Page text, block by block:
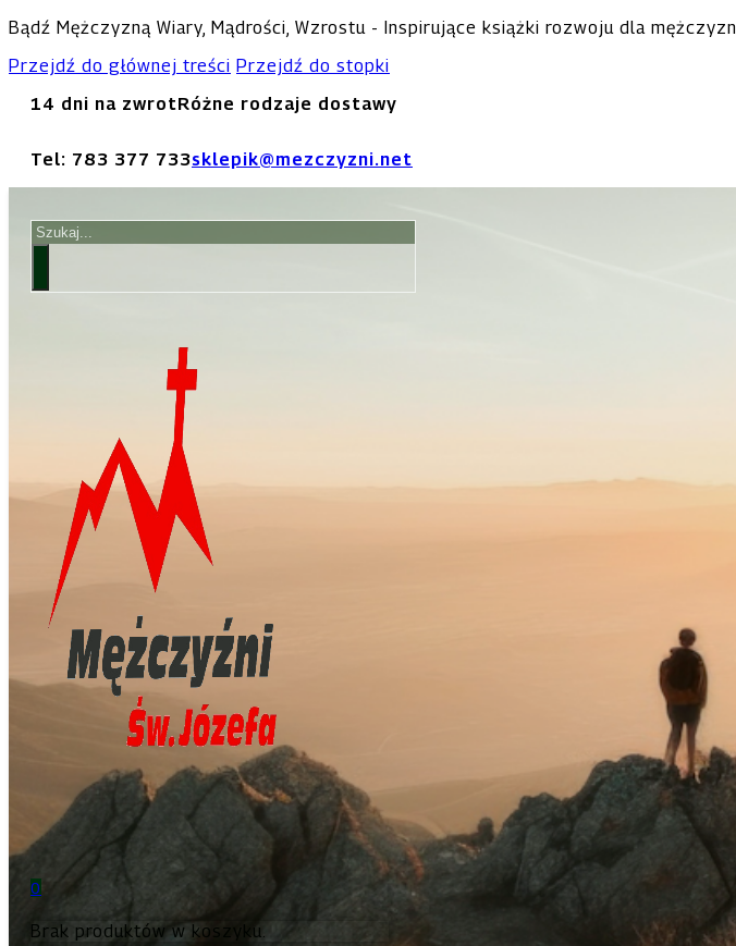
Bądź Mężczyzną Wiary, Mądrości, Wzrostu - Inspirujące książki rozwoju dla mężczyzn
Przejdź do głównej treści Przejdź do stopki
14 dni na zwrotRóżne rodzaje dostawy
Tel: 783 377 733sklepik@mezczyzni.net
Szukaj
0
Brak produktów w koszyku.